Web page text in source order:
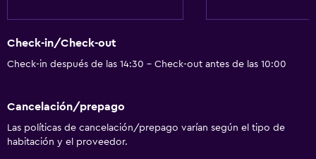
Check-in/Check-out
Check-in después de las 14:30 - Check-out antes de las 10:00
Cancelación/prepago
Las políticas de cancelación/prepago varían según el tipo de
habitación y el proveedor.